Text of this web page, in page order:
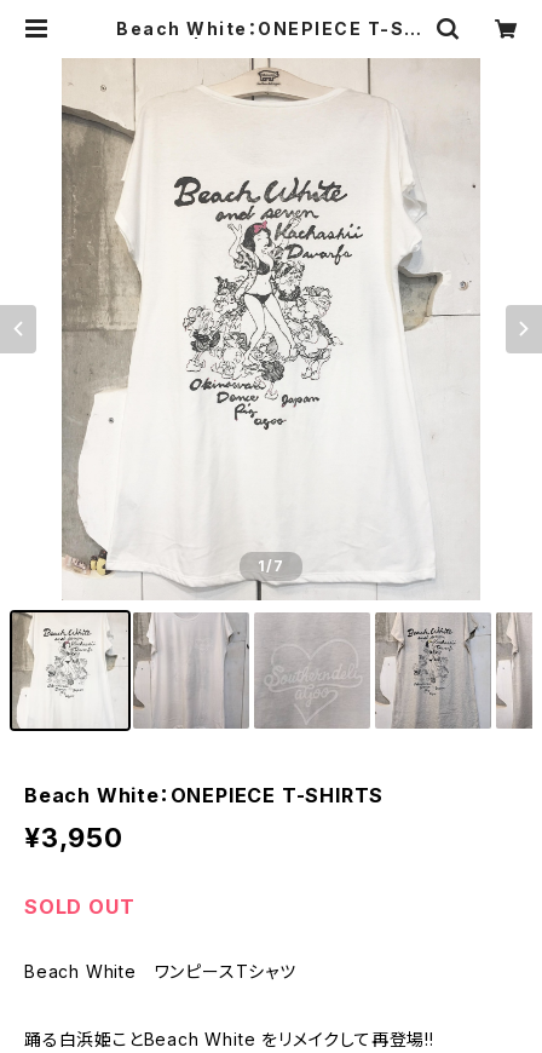
Beach White：ONEPIECE T-SHI
1/7
Beach White：ONEPIECE T-SHIRTS
¥3,950
SOLD OUT
Beach White ワンピースTシャツ
踊る白浜姫ことBeach White をリメイクして再登場!!